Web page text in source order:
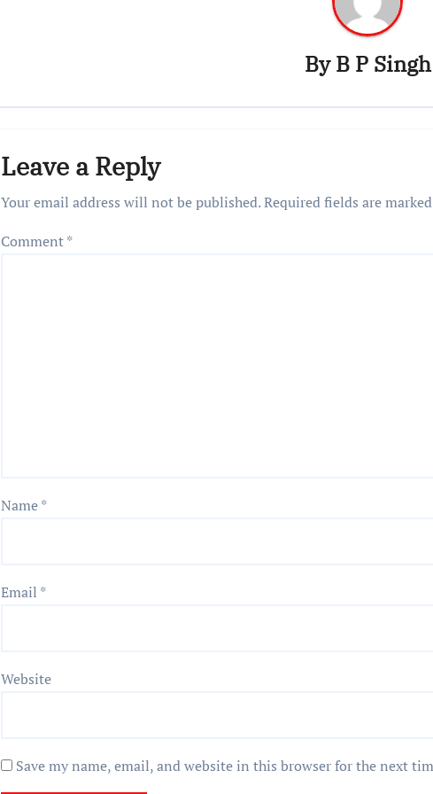
ByB P Singh
Leave a Reply
Your email address will not be published.Required fields are
Comment*
Name*
Email *
Website
Save my name, email, and website in this browser for the next